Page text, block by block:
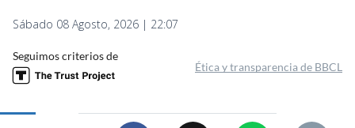
Sábado 08 Agosto, 2026 | 22:07
Seguimos criterios de
Ética y transparencia de BBCL